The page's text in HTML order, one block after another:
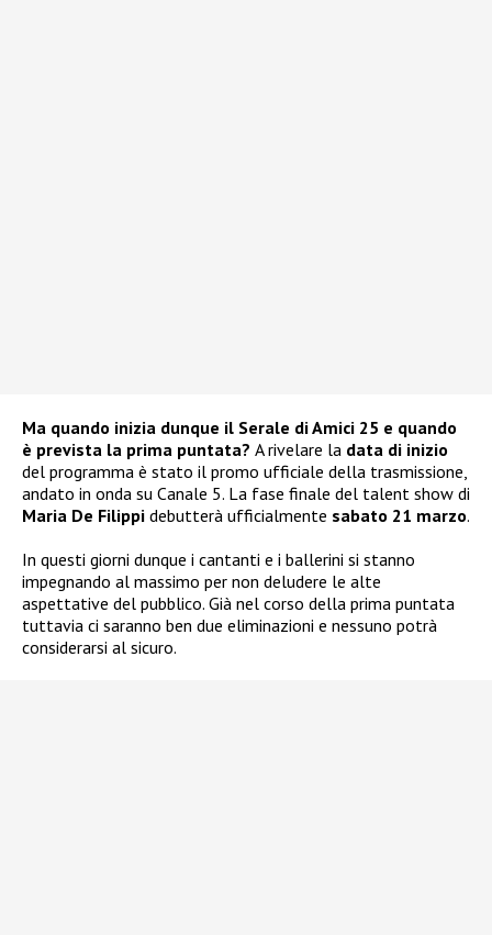
Ma quando inizia dunque il Serale di Amici 25 e quando
è prevista la prima puntata? A rivelare la data di inizio
del programma è stato il promo ufficiale della trasmissione,
andato in onda su Canale 5. La fase finale del talent show di
Maria De Filippi debutterà ufficialmente sabato 21 marzo.
In questi giorni dunque i cantanti e i ballerini si stanno
impegnando al massimo per non deludere le alte
aspettative del pubblico. Già nel corso della prima puntata
tuttavia ci saranno ben due eliminazioni e nessuno potrà
considerarsi al sicuro.